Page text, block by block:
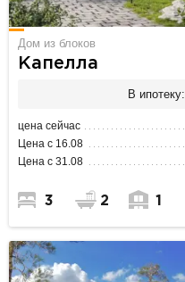
Дом из блоков
Капелла
В ипотеку:
цена сейчас
Цена с 16.08
Цена с 31.08
3 2 1